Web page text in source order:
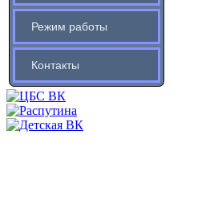
Режим работы
Контакты